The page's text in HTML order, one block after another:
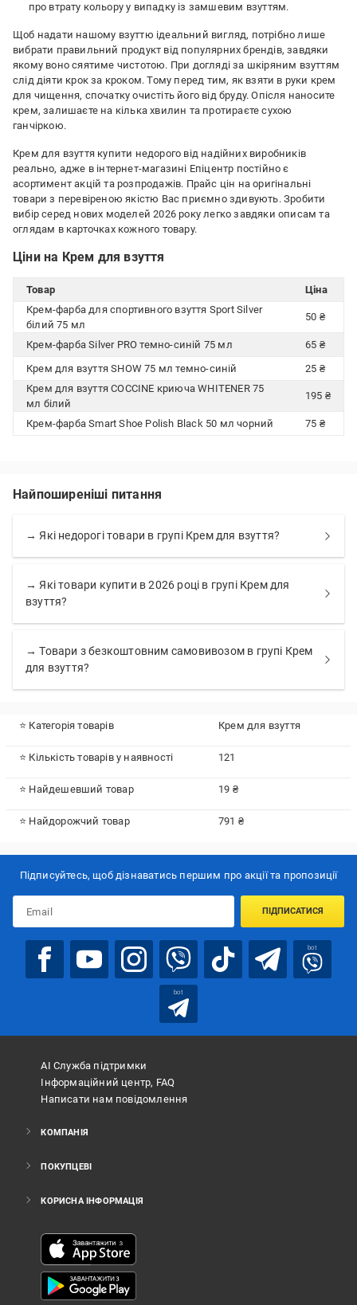
про втрату кольору у випадку із замшевим взуттям.
Щоб надати нашому взуттю ідеальний вигляд, потрібно лише
вибрати правильний продукт від популярних брендів, завдяки
якому воно сяятиме чистотою. При догляді за шкіряним взуттям
слід діяти крок за кроком. Тому перед тим, як взяти в руки крем
для чищення, спочатку очистіть його від бруду. Опісля наносите
крем, залишаєте на кілька хвилин та протираєте сухою
ганчіркою.
Крем для взуття купити недорого від надійних виробників
реально, адже в інтернет-магазині Епіцентр постійно є
асортимент акцій та розпродажів. Прайс цін на оригінальні
товари з перевіреною якістю Вас приємно здивують. Зробити
вибір серед нових моделей 2026 року легко завдяки описам та
оглядам в карточках кожного товару.
Ціни на Крем для взуття
Товар
Ціна
Крем-фарба для спортивного взуття Sport Silver
білий 75 мл
50 ₴
Крем-фарба Silver PRO темно-синій 75 мл
65 ₴
Крем для взуття SHOW 75 мл темно-синій
25 ₴
Крем для взуття COCCINE криюча WHITENER 75
мл білий
195 ₴
Крем-фарба Smart Shoe Polish Black 50 мл чорний 75 ₴
Найпоширеніші питання
→ Які недорогі товари в групі Крем для взуття?
→ Які товари купити в 2026 році в групі Крем для
взуття?
→ Товари з безкоштовним самовивозом в групі Крем
для взуття?
⭐ Категорія товарів Крем для взуття
⭐ Кількість товарів у наявності 121
⭐ Найдешевший товар 19 ₴
⭐ Найдорожчий товар 791 ₴
Підписуйтесь, щоб дізнаватись першим про акції та пропозиції
ПІДПИСАТИСЯ
bot
bot
АІ Служба підтримки
Інформаційний центр, FAQ
Написати нам повідомлення
КОМПАНІЯ
ПОКУПЦЕВІ
КОРИСНА ІНФОРМАЦІЯ